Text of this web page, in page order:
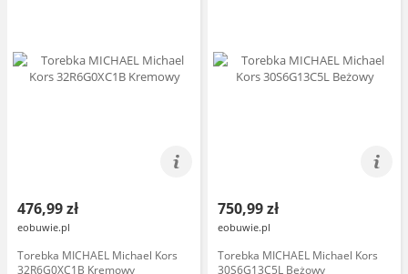
476,99 zł
eobuwie.pl
Torebka MICHAEL Michael Kors
32R6G0XC1B Kremowy
750,99 zł
eobuwie.pl
Torebka MICHAEL Michael Kors
30S6G13C5L Beżowy